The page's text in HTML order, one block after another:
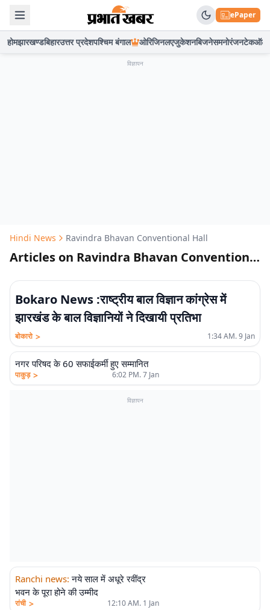
ePaper
होमझारखण्डबिहारउत्तर प्रदेशपश्चिम बंगाल ओरिजिनलएजुकेशनबिजनेसमनोरंजनटेकऑटो
विज्ञापन
Hindi News Ravindra Bhavan Conventional Hall
Articles on Ravindra Bhavan Conventional Hall
Bokaro News :राष्ट्रीय बाल विज्ञान कांग्रेस में
झारखंड के बाल विज्ञानियों ने दिखायी प्रतिभा
बोकारो > 1:34 AM. 9 Jan
नगर परिषद के 60 सफाईकर्मी हुए सम्मानित
पाकुड़ > 6:02 PM. 7 Jan
विज्ञापन
Ranchi news: नये साल में अधूरे रवींद्र
भवन के पूरा होने की उम्मीद
रांची > 12:10 AM. 1 Jan